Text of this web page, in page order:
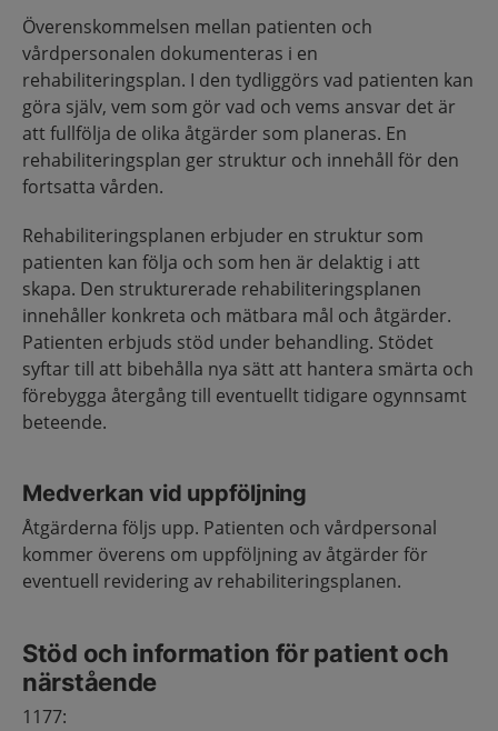
Överenskommelsen mellan patienten och
vårdpersonalen dokumenteras i en
rehabiliteringsplan. I den tydliggörs vad patienten kan
göra själv, vem som gör vad och vems ansvar det är
att fullfölja de olika åtgärder som planeras. En
rehabiliteringsplan ger struktur och innehåll för den
fortsatta vården.
Rehabiliteringsplanen erbjuder en struktur som
patienten kan följa och som hen är delaktig i att
skapa. Den strukturerade rehabiliteringsplanen
innehåller konkreta och mätbara mål och åtgärder.
Patienten erbjuds stöd under behandling. Stödet
syftar till att bibehålla nya sätt att hantera smärta och
förebygga återgång till eventuellt tidigare ogynnsamt
beteende.
Medverkan vid uppföljning
Åtgärderna följs upp. Patienten och vårdpersonal
kommer överens om uppföljning av åtgärder för
eventuell revidering av rehabiliteringsplanen.
Stöd och information för patient och
närstående
1177: